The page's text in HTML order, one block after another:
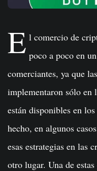
E l comercio de
poco a poco en
comerciantes, ya que
implementaron sólo en
están disponibles en
hecho, en algunos
esas estrategias en las
otro lugar. Una de